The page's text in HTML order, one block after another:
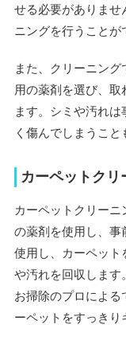
せる必要がありませ
ニングを行うことが
また、クリーニン
用の薬剤を選び、
ます。シミや汚れ
く傷んでしまうこと
カーペットク
カーペットクリー
の薬剤を使用し、事
使用し、カーペット
や汚れを回収します。
お掃除のプロによる
ーペットをすっきり